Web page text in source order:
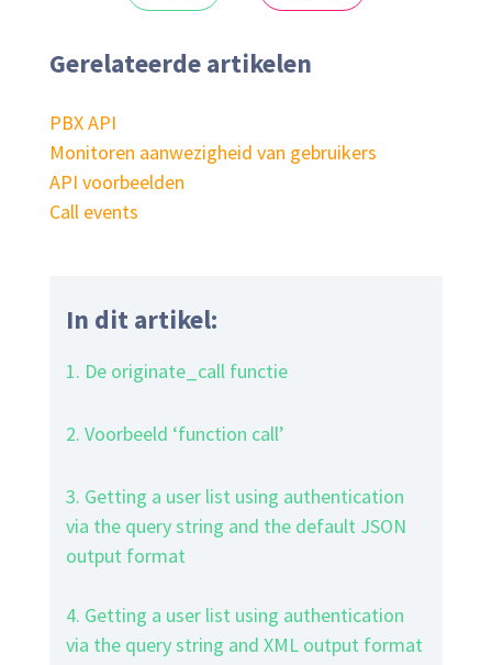
Gerelateerde artikelen
PBX API
Monitoren aanwezigheid van gebruikers
API voorbeelden
Call events
In dit artikel:
1. De originate_call functie
2. Voorbeeld ‘function call’
3. Getting a user list using authentication
via the query string and the default JSON
output format
4. Getting a user list using authentication
via the query string and XML output format